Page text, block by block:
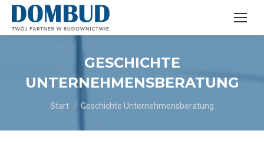
GESCHICHTE
UNTERNEHMENSBERATUNG
Sie befinden sich hier:
Start Geschichte Unternehmensberatung